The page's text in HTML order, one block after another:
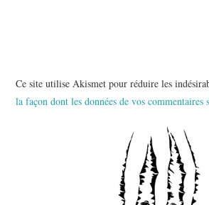
Ce site utilise Akismet pour réduire les
la façon dont les données de vos commentaires